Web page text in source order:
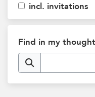
incl. invitations
Find in my